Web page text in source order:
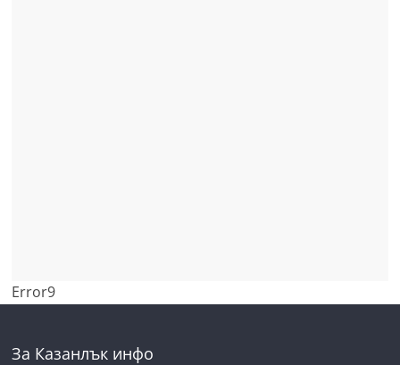
Error9
За Казанлък инфо